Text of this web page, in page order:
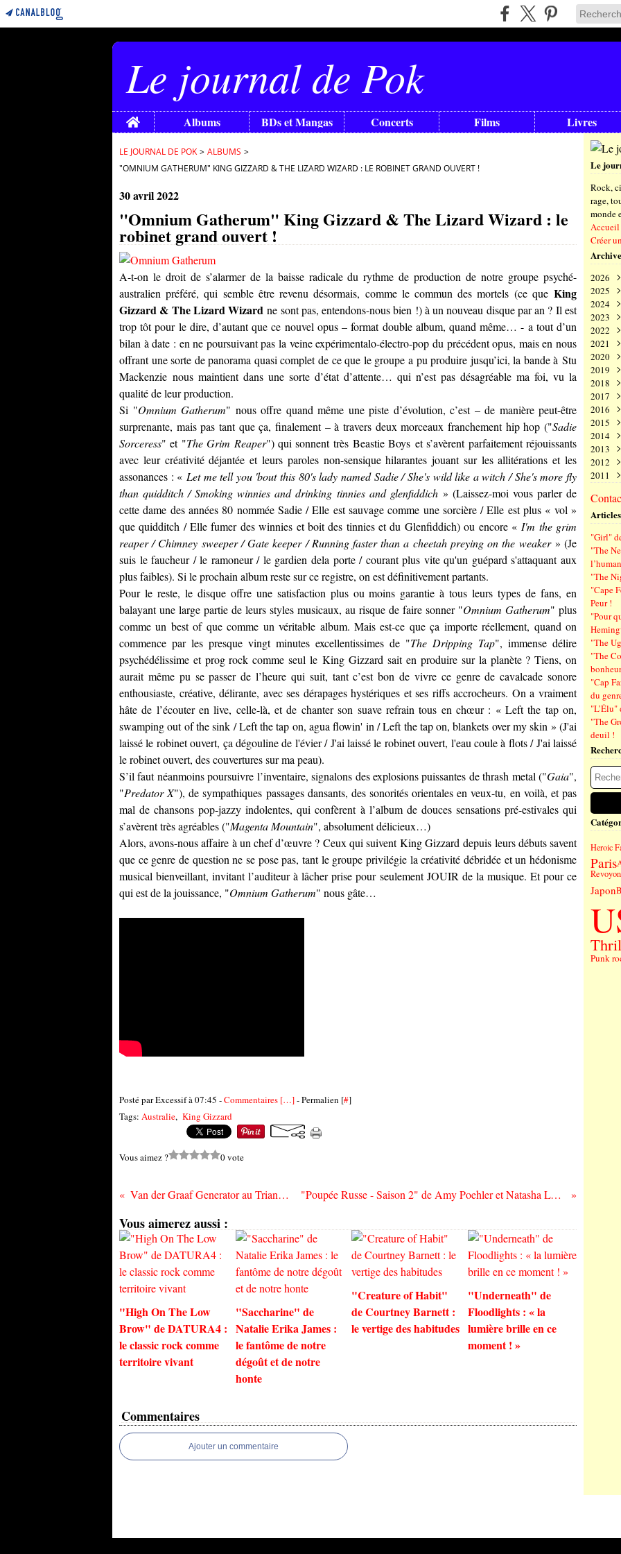
Le journal de Pok
Home Albums BDs et Mangas Concerts Films Livres
LE JOURNAL DE POK > ALBUMS >
"OMNIUM GATHERUM" KING GIZZARD & THE LIZARD WIZARD : LE ROBINET GRAND OUVERT !
30 avril 2022
"Omnium Gatherum" King Gizzard & The Lizard Wizard : le
robinet grand ouvert !
A-t-on le droit de s’alarmer de la baisse radicale du rythme de production de notre groupe psyché-
australien préféré, qui semble être revenu désormais, comme le commun des mortels (ce que King
Gizzard & The Lizard Wizard ne sont pas, entendons-nous bien !) à un nouveau disque par an ? Il est
trop tôt pour le dire, d’autant que ce nouvel opus – format double album, quand même… - a tout d’un
bilan à date : en ne poursuivant pas la veine expérimentalo-électro-pop du précédent opus, mais en nous
offrant une sorte de panorama quasi complet de ce que le groupe a pu produire jusqu’ici, la bande à Stu
Mackenzie nous maintient dans une sorte d’état d’attente… qui n’est pas désagréable ma foi, vu la
qualité de leur production.
Si "Omnium Gatherum" nous offre quand même une piste d’évolution, c’est – de manière peut-être
surprenante, mais pas tant que ça, finalement – à travers deux morceaux franchement hip hop ("Sadie
Sorceress" et "The Grim Reaper") qui sonnent trèsBeastie Boys et s’avèrent parfaitement réjouissants
avec leur créativité déjantée et leurs paroles non-sensique hilarantes jouant sur les allitérations et les
assonances : « Let me tell you 'bout this 80's lady named Sadie / She's wild like a witch / She's more fly
than quidditch / Smoking winnies and drinking tinnies and glenfiddich» (Laissez-moi vous parler de
cette dame des années 80 nommée Sadie / Elle est sauvage comme une sorcière / Elle est plus « vol »
que quidditch / Elle fumer des winnies et boit des tinnies et du Glenfiddich) ou encore « I'm the grim
reaper / Chimney sweeper / Gate keeper / Running faster than a cheetah preying on the weaker» (Je
suis le faucheur / le ramoneur / le gardien dela porte / courant plus vite qu'un guépard s'attaquant aux
plus faibles). Si le prochain album reste sur ce registre, on est définitivement partants.
Pour le reste, le disque offre une satisfaction plus ou moins garantie à tous leurs types de fans, en
balayant une large partie de leurs styles musicaux, au risque de faire sonner "Omnium Gatherum" plus
comme un best of que comme un véritable album. Mais est-ce que ça importe réellement, quand on
commence par les presque vingt minutes excellentissimes de "The Dripping Tap", immense délire
psychédélissime et prog rock comme seul le King Gizzard sait en produire sur la planète ? Tiens, on
aurait même pu se passer de l’heure qui suit, tant c’est bon de vivre ce genre de cavalcade sonore
enthousiaste, créative, délirante, avec ses dérapages hystériques et ses riffs accrocheurs. On a vraiment
hâte de l’écouter en live, celle-là, et de chanter son suave refrain tous en chœur : « Left the tap on,
swamping out of the sink / Left the tap on, agua flowin' in / Left the tap on, blankets over my skin » (J'ai
laissé le robinet ouvert, ça dégouline de l'évier / J'ai laissé le robinet ouvert, l'eau coule à flots / J'ai laissé
le robinet ouvert, des couvertures sur ma peau).
S’il faut néanmoins poursuivre l’inventaire, signalons des explosions puissantes de thrash metal ("Gaia",
"Predator X"), de sympathiques passages dansants, des sonorités orientales en veux-tu, en voilà, et pas
mal de chansons pop-jazzy indolentes, qui confèrent à l’album de douces sensations pré-estivales qui
s’avèrent très agréables ("Magenta Mountain", absolument délicieux…)
Alors, avons-nous affaire à un chef d’œuvre ? Ceux qui suiventKing Gizzard depuis leurs débuts savent
que ce genre de question ne se pose pas, tant le groupe privilégie la créativité débridée et un hédonisme
musical bienveillant, invitant l’auditeur à lâcher prise pour seulement JOUIR de la musique. Et pour ce
qui est de la jouissance, "Omnium Gatherum" nous gâte…
Posté par Excessif à 07:45 -Commentaires […]- Permalien [#]
Tags: Australie, King Gizzard
Vous aimez ? 0 vote
Van der Graaf Generator au Trianon (Paris) le mercredi 27 avril "Poupée Russe - Saison 2" de Amy Poehler et Natasha Lyonne : Métro 77th Street Direction Budapest !
Vous aimerez aussi :
"High On The Low
Brow" de DATURA4 :
le classic rock comme
territoire vivant
"Saccharine" de
Natalie Erika James :
le fantôme de notre
dégoût et de notre
honte
"Creature of Habit"
de Courtney Barnett :
le vertige des habitudes
"Underneath" de
Floodlights : « la
lumière brille en ce
moment ! »
Commentaires
Ajouter un commentaire
Le
Rock,
rage,
monde
Créer
2026
Août
Juillet
Juin
Mai
Avril
Mars
2025
Août
Juillet
Juin
Mai
Avril
Mars
2024
Août
Juillet
Juin
Mai
Avril
Mars
2023
Août
Juillet
Juin
Mai
Avril
Mars
2022
Août
Juillet
Juin
Mai
Avril
Mars
2021
Août
Juillet
Juin
Mai
Avril
Mars
2020
Août
Juillet
Juin
Mai
Avril
2019
Août
Juillet
Juin
Mai
2018
Août
Juillet
Juin
Mars
2017
Août
Juillet
Mai
Avril
2016
Août
Juin
Mai
2015
Juin
Mai
2014
Juin
Mai
2013
Août
Juin
Mai
2012
Juin
Mai
2011
"Girl"
"The
"The
"Cape
Peur !
"Pour
"The
"The
bonheur
"Cap
du
"L’Élu"
"The
deuil !
Heroic
Paris
Japon
Punk